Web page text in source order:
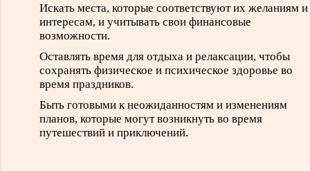
Искать места, которые соответствуют их желаниям и
интересам, и учитывать свои финансовые
возможности.
Оставлять время для отдыха и релаксации, чтобы
сохранять физическое и психическое здоровье во
время праздников.
Быть готовыми к неожиданностям и изменениям
планов, которые могут возникнуть во время
путешествий и приключений.